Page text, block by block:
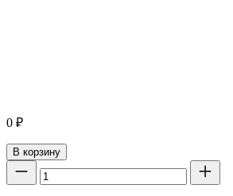
0 ₽
В корзину